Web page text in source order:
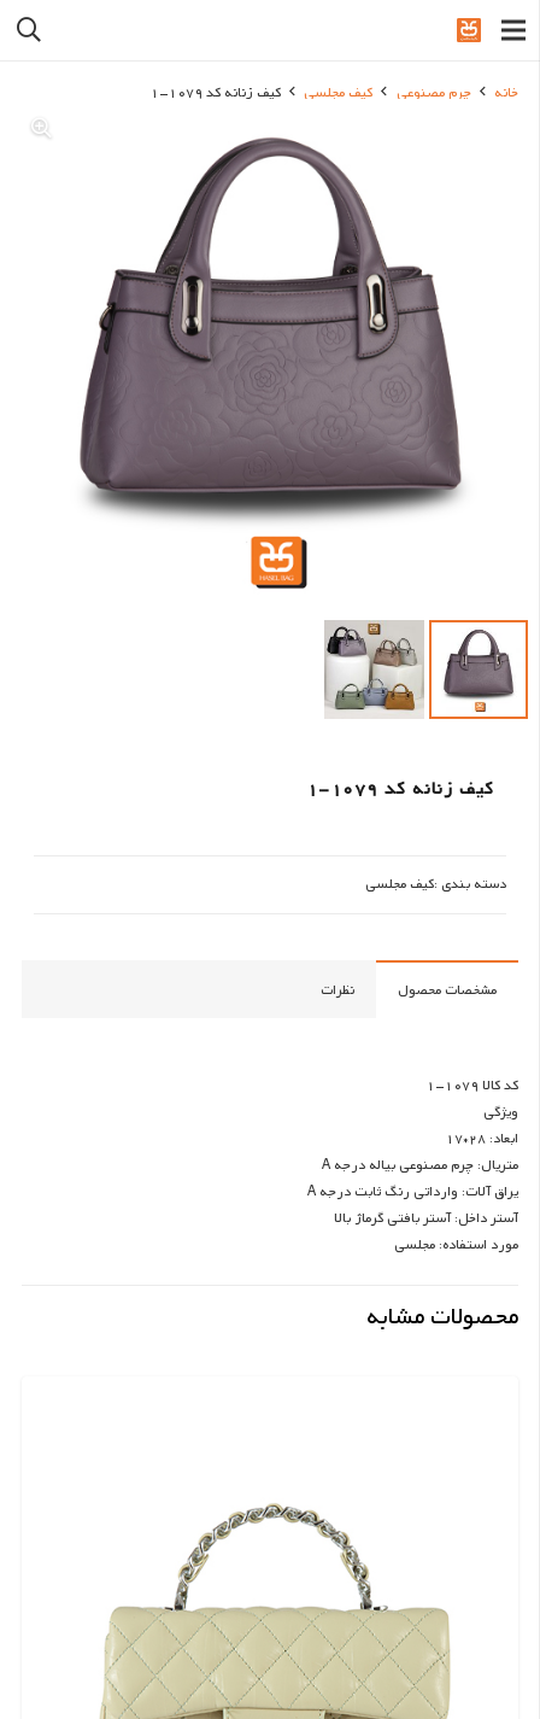
خانه چرم مصنوعی کیف مجلسی کیف زنانه کد 1079-1
کیف زنانه کد 1079-1
دسته بندی :کیف مجلسی
مشخصات محصول نظرات
کد کالا 1079-1
ویژگی
ابعاد: 28*17
متریال: چرم مصنوعی بیاله درجه A
یراق آلات: وارداتی رنگ ثابت درجه A
آستر داخل: آستر بافتی گرماژ بالا
مورد استفاده: مجلسی
محصولات مشابه